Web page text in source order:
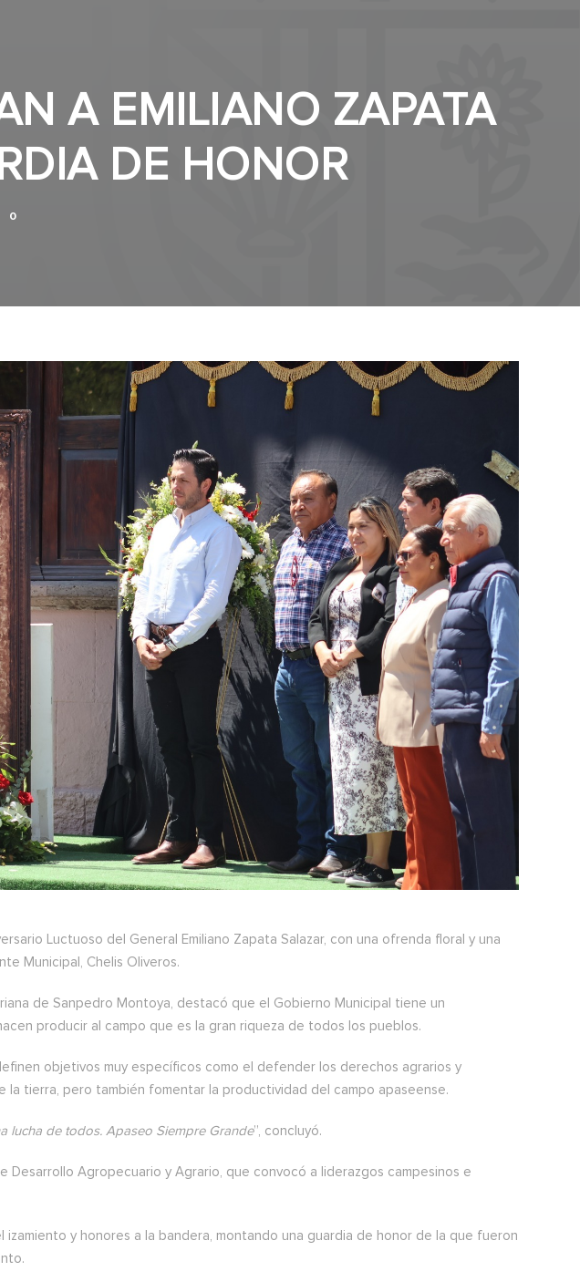
A EMILIANO ZAPATA
DE HONOR
0
Luctuoso del General Emiliano Zapata Salazar, con una ofrenda floral y una
Municipal, Chelis Oliveros.
de Sanpedro Montoya, destacó que el Gobierno Municipal tiene un
producir al campo que es la gran riqueza de todos los pueblos.
objetivos muy específicos como el defender los derechos agrarios y
la tierra, pero también fomentar la productividad del campo apaseense.
lucha de todos. Apaseo Siempre Grande”, concluyó.
Desarrollo Agropecuario y Agrario, que convocó a liderazgos campesinos e
izamiento y honores a la bandera, montando una guardia de honor de la que fueron